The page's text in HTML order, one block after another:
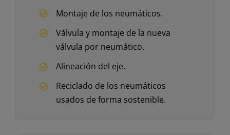
Montaje de los neumáticos.
Válvula y montaje de la nueva
válvula por neumático.
Alineación del eje.
Reciclado de los neumáticos
usados de forma sostenible.